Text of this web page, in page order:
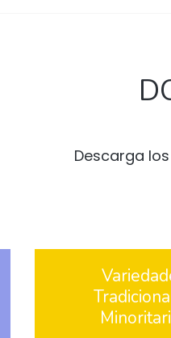
Descarga